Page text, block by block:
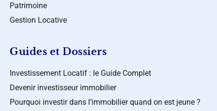
Patrimoine
Gestion Locative
Guides et Dossiers
Investissement Locatif : le Guide Complet
Devenir investisseur immobilier
Pourquoi investir dans l’immobilier quand on est jeune ?